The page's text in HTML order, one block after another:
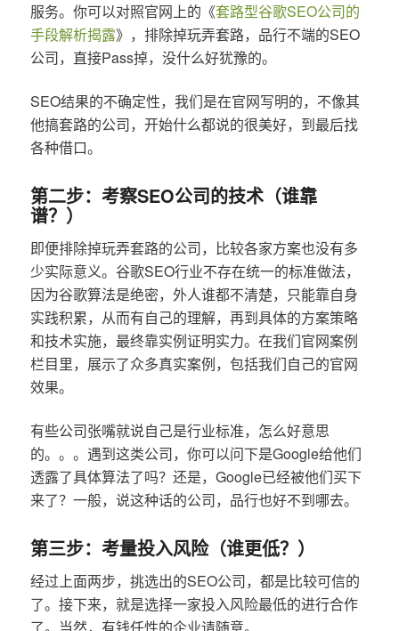
服务。你可以对照官网上的《套路型谷歌SEO公司的
手段解析揭露》，排除掉玩弄套路，品行不端的SEO
公司，直接Pass掉，没什么好犹豫的。
SEO结果的不确定性，我们是在官网写明的，不像其
他搞套路的公司，开始什么都说的很美好，到最后找
各种借口。
第二步：考察SEO公司的技术（谁靠
谱？）
即便排除掉玩弄套路的公司，比较各家方案也没有多
少实际意义。谷歌SEO行业不存在统一的标准做法，
因为谷歌算法是绝密，外人谁都不清楚，只能靠自身
实践积累，从而有自己的理解，再到具体的方案策略
和技术实施，最终靠实例证明实力。在我们官网案例
栏目里，展示了众多真实案例，包括我们自己的官网
效果。
有些公司张嘴就说自己是行业标准，怎么好意思
的。。。遇到这类公司，你可以问下是Google给他们
透露了具体算法了吗？还是，Google已经被他们买下
来了？一般，说这种话的公司，品行也好不到哪去。
第三步：考量投入风险（谁更低？）
经过上面两步，挑选出的SEO公司，都是比较可信的
了。接下来，就是选择一家投入风险最低的进行合作